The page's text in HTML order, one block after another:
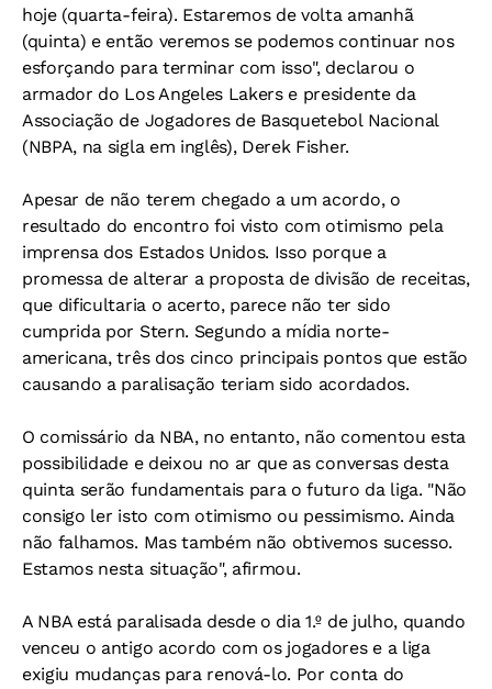
hoje (quarta-feira). Estaremos de volta amanhã
(quinta) e então veremos se podemos continuar nos
esforçando para terminar com isso", declarou o
armador do Los Angeles Lakers e presidente da
Associação de Jogadores de Basquetebol Nacional
(NBPA, na sigla em inglês), Derek Fisher.
Apesar de não terem chegado a um acordo, o
resultado do encontro foi visto com otimismo pela
imprensa dos Estados Unidos. Isso porque a
promessa de alterar a proposta de divisão de receitas,
que dificultaria o acerto, parece não ter sido
cumprida por Stern. Segundo a mídia norte-
americana, três dos cinco principais pontos que estão
causando a paralisação teriam sido acordados.
O comissário da NBA, no entanto, não comentou esta
possibilidade e deixou no ar que as conversas desta
quinta serão fundamentais para o futuro da liga. "Não
consigo ler isto com otimismo ou pessimismo. Ainda
não falhamos. Mas também não obtivemos sucesso.
Estamos nesta situação", afirmou.
A NBA está paralisada desde o dia 1.º de julho, quando
venceu o antigo acordo com os jogadores e a liga
exigiu mudanças para renová-lo. Por conta do